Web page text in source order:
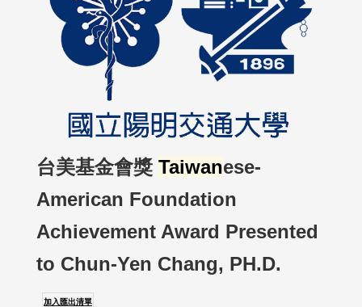
台美基金會獎 Taiwanese-
American Foundation
Achievement Award Presented
to Chun-Yen Chang, PH.D.
加入匯出清單